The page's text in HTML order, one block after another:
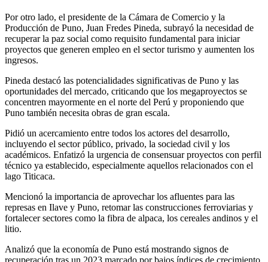
Por otro lado, el presidente de la Cámara de Comercio y la
Producción de Puno, Juan Fredes Pineda, subrayó la necesidad de
recuperar la paz social como requisito fundamental para iniciar
proyectos que generen empleo en el sector turismo y aumenten los
ingresos.
Pineda destacó las potencialidades significativas de Puno y las
oportunidades del mercado, criticando que los megaproyectos se
concentren mayormente en el norte del Perú y proponiendo que
Puno también necesita obras de gran escala.
Pidió un acercamiento entre todos los actores del desarrollo,
incluyendo el sector público, privado, la sociedad civil y los
académicos. Enfatizó la urgencia de consensuar proyectos con perfil
técnico ya establecido, especialmente aquellos relacionados con el
lago Titicaca.
Mencionó la importancia de aprovechar los afluentes para las
represas en Ilave y Puno, retomar las construcciones ferroviarias y
fortalecer sectores como la fibra de alpaca, los cereales andinos y el
litio.
Analizó que la economía de Puno está mostrando signos de
recuperación tras un 2023 marcado por bajos índices de crecimiento